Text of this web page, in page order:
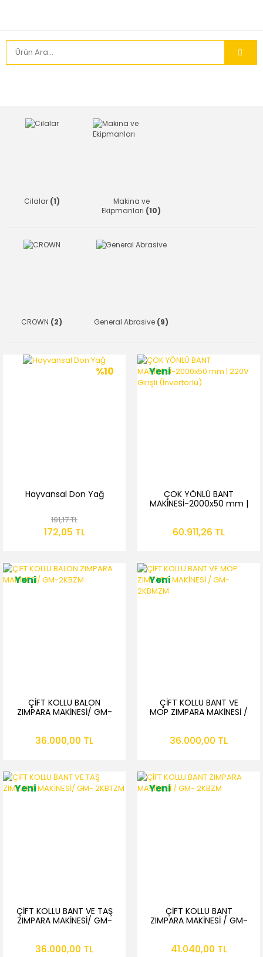
Cilalar (1)
Makina ve
Ekipmanları (10)
CROWN (2) General Abrasive (9)
%10
Hayvansal Don Yağ
191,17 TL
172,05 TL
Yeni
ÇOK YÖNLÜ BANT
MAKİNESİ-2000x50 mm |
60.911,26 TL
Yeni
ÇİFT KOLLU BALON
ZIMPARA MAKİNESİ/ GM-
36.000,00 TL
Yeni
ÇİFT KOLLU BANT VE
MOP ZIMPARA MAKİNESİ /
36.000,00 TL
Yeni
ÇİFT KOLLU BANT VE TAŞ
ZIMPARA MAKİNESİ/ GM-
36.000,00 TL
Yeni
ÇİFT KOLLU BANT
ZIMPARA MAKİNESİ / GM-
41.040,00 TL